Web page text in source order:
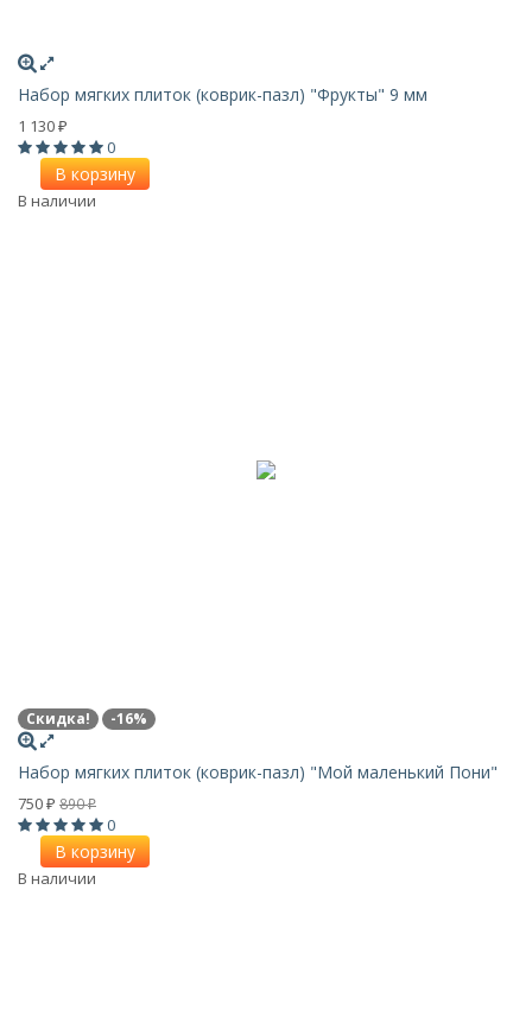
Набор мягких плиток (коврик-пазл) "Фрукты" 9 мм
1 130 ₽
0
В корзину
В наличии
Скидка! -16%
Набор мягких плиток (коврик-пазл) "Мой маленький Пони"
750 ₽ 890₽
0
В корзину
В наличии